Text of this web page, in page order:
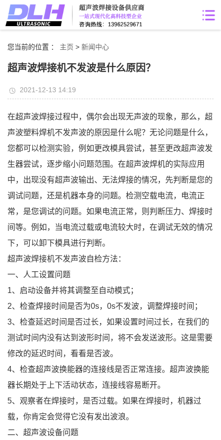
您当前的位置 ： 主页 > 新闻中心
超声波焊接机不发波是什么原因？
2021-12-13 14:19
在超声波焊接过程中，偶尔会出现无声波的现象，那么，超
声波塑料焊机不发声波的原因是什么呢？无论问题是什么，
您都可以检测实验，例如更改模具尝试，甚至更改超声波发
生器尝试，逐步缩小问题范围。在超声波焊机的实际应用
中，出现没有超声波输出、无法焊接的情况，先判断是您的
调试问题，还是机器本身的问题。检测空载电流，电流正
常，是您调试的问题。如果电流正常，则判断压力、焊接时
间等。例如，当电流过载或电流较大时，在调试无效的情况
下，可以卸下模具进行判断。
超声波焊接机不发声波自检方法：
一、人工设置问题
1、启动设备并将其调整至自动模式；
2、检查焊接时间是否为0s，0s不发波，调整焊接时间；
3、检查延迟时间是否过长，如果设置时间过长，在我们的
测试时间内没有达到波形时间，将不会发送波形。这是需要
修改的延迟时间，看看是否波。
4、检查超声波换能器的连接线是否正常连接。超声波换能
器长期处于上下活动状态，连接线容易断开。
5、观察者在焊接时，是否过载。如果在焊接时，机器过
载，你肯定会觉得它没有发出波浪。
二、超声波设备问题